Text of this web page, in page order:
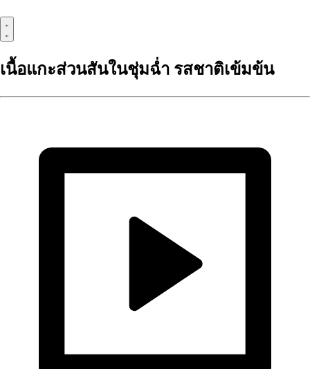
เนื้อแกะส่วนสันในชุ่มฉ่ำ รสชาติเข้มข้น